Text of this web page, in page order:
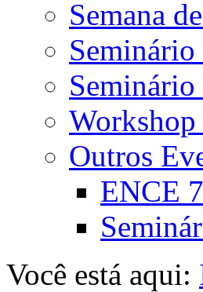
Semana
Outros
ENCE
Você está aqui: